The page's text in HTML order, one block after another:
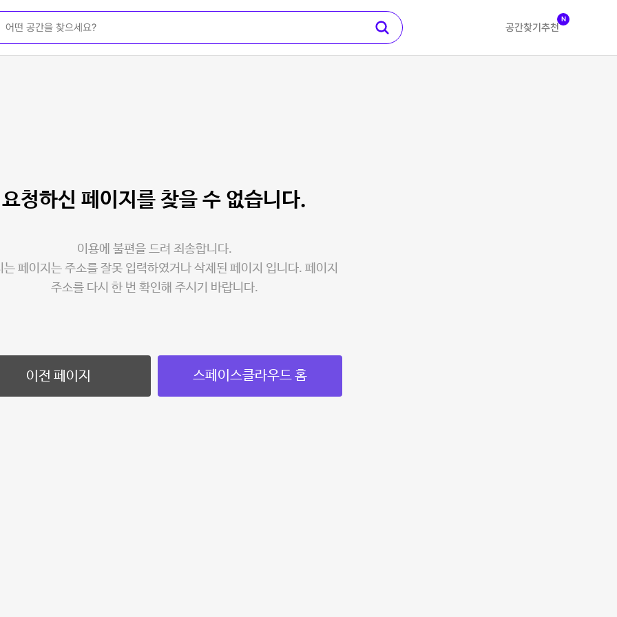
공간찾기 추천
N
요청하신 페이지를 찾을 수 없습니다.
이용에 불편을 드려 죄송합니다.
는 페이지는 주소를 잘못 입력하였거나 삭제된 페이지 입니다. 페이지
주소를 다시 한 번 확인해 주시기 바랍니다.
이전 페이지 스페이스클라우드 홈